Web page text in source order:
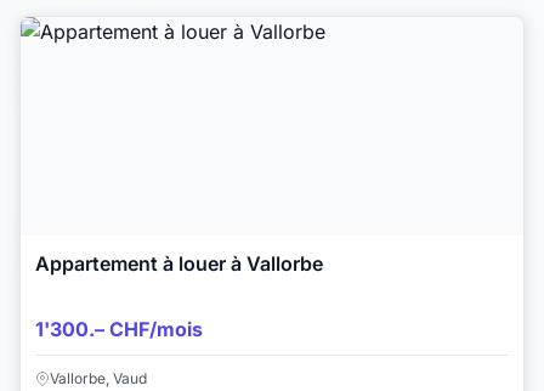
Appartement à louer à Vallorbe
1'300.– CHF/mois
Vallorbe, Vaud